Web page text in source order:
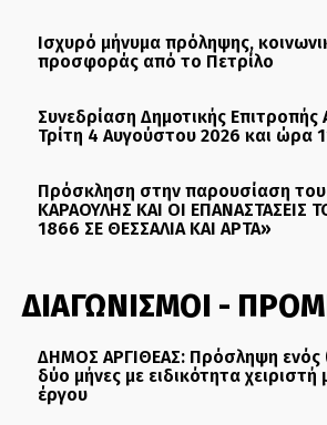
Ισχυρό μήνυμα πρόληψης,
προσφοράς από το Πετρίλο
Συνεδρίαση Δημοτικής Επιτροπής
Τρίτη 4 Αυγούστου 2026 και ώρα
Πρόσκληση στην παρουσίαση του
ΚΑΡΑΟΥΛΗΣ ΚΑΙ ΟΙ ΕΠΑΝΑΣΤΑΣΕΙΣ
1866 ΣΕ ΘΕΣΣΑΛΙΑ ΚΑΙ ΑΡΤΑ»
ΔΙΑΓΩΝΙΣΜΟΙ -
ΔΗΜΟΣ ΑΡΓΙΘΕΑΣ: Πρόσληψη ενός
δύο μήνες με ειδικότητα
έργου